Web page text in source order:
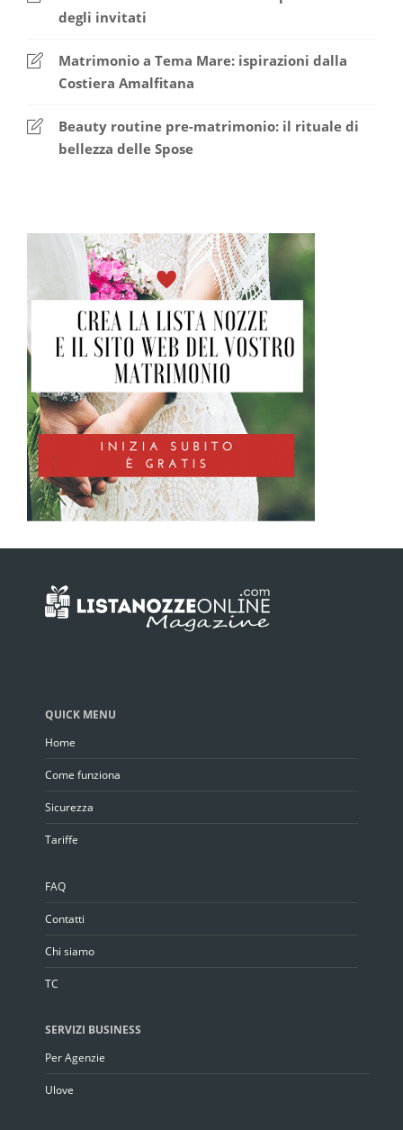
degli invitati
Matrimonio a Tema Mare: ispirazioni dalla
Costiera Amalfitana
Beauty routine pre-matrimonio: il rituale di
bellezza delle Spose
QUICK MENU
Home
Come funziona
Sicurezza
Tariffe
FAQ
Contatti
Chi siamo
TC
SERVIZI BUSINESS
Per Agenzie
Ulove